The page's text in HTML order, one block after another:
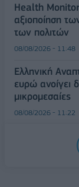
Health
αξιοποίηση
των πολιτών
08/08/2026 - 11:48
Ελληνική
ευρώ ανοίγει
μικρομεσαίες
08/08/2026 - 11:22
5G παντού,
Ελλάδα στη